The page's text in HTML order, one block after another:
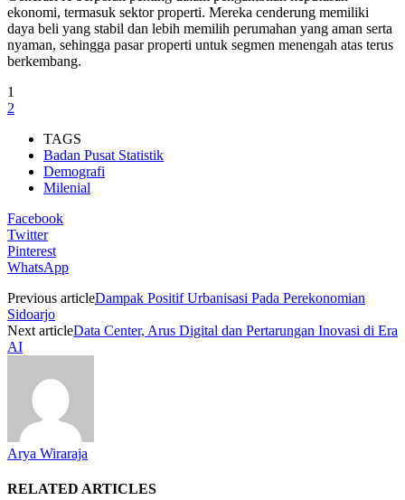
ekonomi, termasuk sektor properti. Mereka cenderung memiliki
daya beli yang stabil dan lebih memilih perumahan yang aman serta
nyaman, sehingga pasar properti untuk segmen menengah atas terus
berkembang.
1
2
TAGS
Badan Pusat Statistik
Demografi
Milenial
Facebook
Twitter
Pinterest
WhatsApp
Previous articleDampak Positif Urbanisasi Pada Perekonomian
Sidoarjo
Next articleData Center, Arus Digital dan Pertarungan Inovasi di Era
AI
Arya Wiraraja
RELATED ARTICLES